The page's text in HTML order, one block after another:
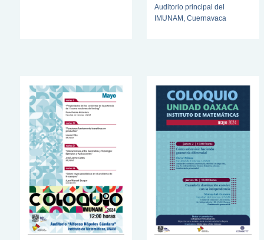
Auditorio principal del
IMUNAM, Cuernavaca